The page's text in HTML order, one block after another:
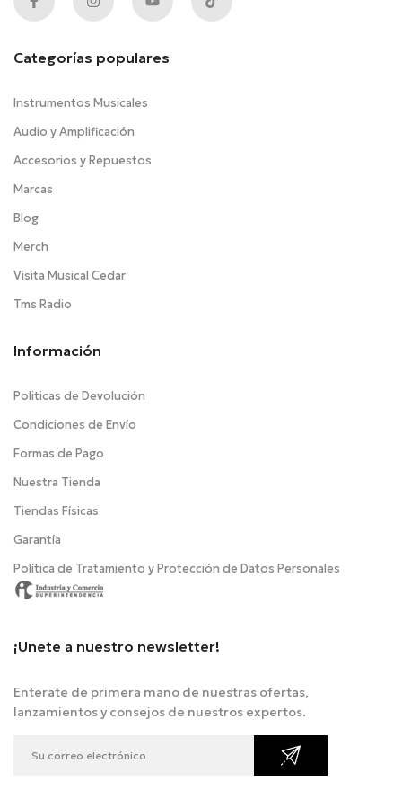
Categorías populares
Instrumentos Musicales
Audio y Amplificación
Accesorios y Repuestos
Marcas
Blog
Merch
Visita Musical Cedar
Tms Radio
Información
Politicas de Devolución
Condiciones de Envío
Formas de Pago
Nuestra Tienda
Tiendas Físicas
Garantía
Política de Tratamiento y Protección de Datos Personales
¡Unete a nuestro newsletter!
Enterate de primera mano de nuestras ofertas,
lanzamientos y consejos de nuestros expertos.